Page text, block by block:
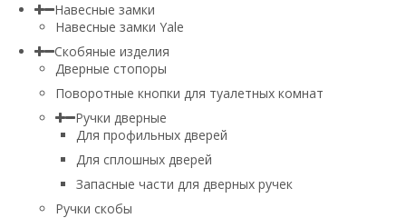
Навесные замки
Навесные замки Yale
Скобяные изделия
Дверные стопоры
Поворотные кнопки для туалетных комнат
Ручки дверные
Для профильных дверей
Для сплошных дверей
Запасные части для дверных ручек
Ручки скобы